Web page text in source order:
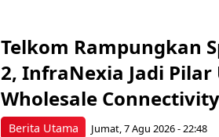
Berita Utama
Telkom Rampungkan
2, InfraNexia Jadi Pilar
Wholesale Connectivity
Jumat, 7 Agu 2026 - 22:48